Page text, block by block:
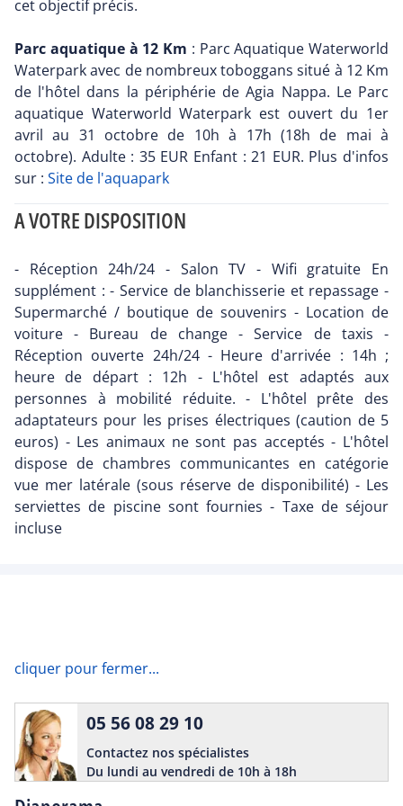
cet objectif précis.
Parc aquatique à 12 Km : Parc Aquatique Waterworld
Waterpark avec de nombreux toboggans situé à 12 Km
de l'hôtel dans la périphérie de Agia Nappa. Le Parc
aquatique Waterworld Waterpark est ouvert du 1er
avril au 31 octobre de 10h à 17h (18h de mai à
octobre). Adulte : 35 EUR Enfant : 21 EUR. Plus d'infos
sur : Site de l'aquapark
A VOTRE DISPOSITION
- Réception 24h/24 - Salon TV - Wifi gratuite En
supplément : - Service de blanchisserie et repassage -
Supermarché / boutique de souvenirs - Location de
voiture - Bureau de change - Service de taxis -
Réception ouverte 24h/24 - Heure d'arrivée : 14h ;
heure de départ : 12h - L'hôtel est adaptés aux
personnes à mobilité réduite. - L'hôtel prête des
adaptateurs pour les prises électriques (caution de 5
euros) - Les animaux ne sont pas acceptés - L'hôtel
dispose de chambres communicantes en catégorie
vue mer latérale (sous réserve de disponibilité) - Les
serviettes de piscine sont fournies - Taxe de séjour
incluse
cliquer pour fermer...
05 56 08 29 10
Contactez nos spécialistes
Du lundi au vendredi de 10h à 18h